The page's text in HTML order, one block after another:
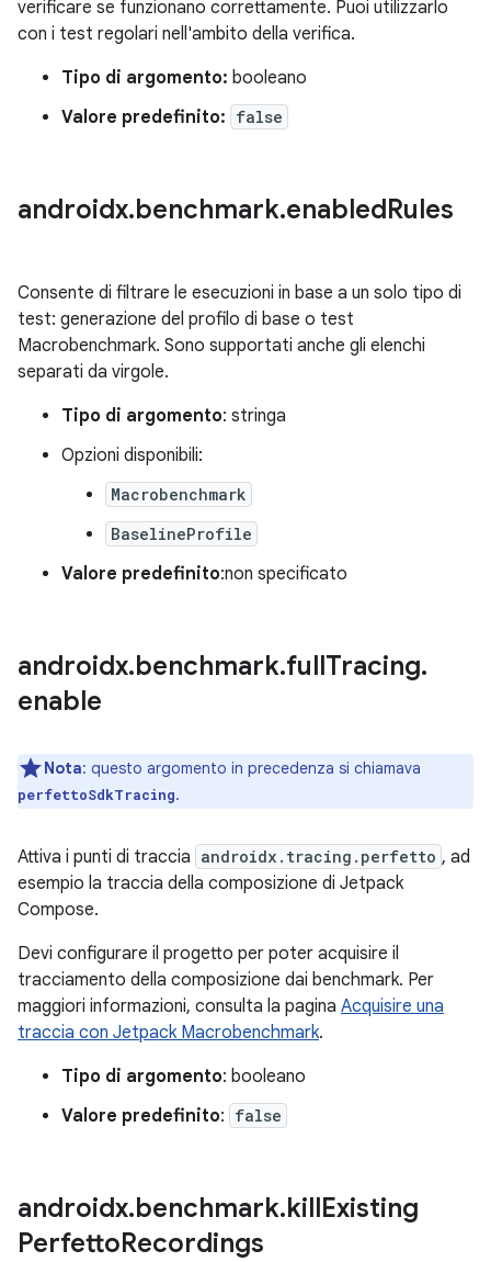
verificare se funzionano correttamente. Puoi utilizzarlo
con i test regolari nell'ambito della verifica.
Tipo di argomento: booleano
Valore predefinito: false
androidx.benchmark.enabledRules
Consente di filtrare le esecuzioni in base a un solo tipo di
test: generazione del profilo di base o test
Macrobenchmark. Sono supportati anche gli elenchi
separati da virgole.
Tipo di argomento: stringa
Opzioni disponibili:
Macrobenchmark
BaselineProfile
Valore predefinito:non specificato
androidx.benchmark.fullTracing.
enable
Nota: questo argomento in precedenza si chiamava
perfettoSdkTracing.
Attiva i punti di traccia androidx.tracing.perfetto , ad
esempio la traccia della composizione di Jetpack
Compose.
Devi configurare il progetto per poter acquisire il
tracciamento della composizione dai benchmark. Per
maggiori informazioni, consulta la pagina Acquisire una
traccia con Jetpack Macrobenchmark.
Tipo di argomento: booleano
Valore predefinito: false
androidx.benchmark.killExisting
PerfettoRecordings